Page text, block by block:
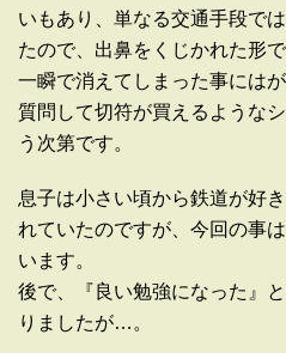
いもあり、単なる交通手段で
たので、出鼻をくじかれた形で
一瞬で消えてしまった事には
質問して切符が買えるような
う次第です。
息子は小さい頃から鉄道が好
れていたのですが、今回の事
います。
後で、『良い勉強になった』
りましたが…。